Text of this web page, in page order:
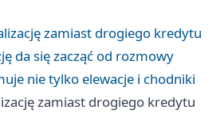
zamiast drogiego kredytu
da się zacząć od rozmowy
nie tylko elewacje i chodniki
zamiast drogiego kredytu